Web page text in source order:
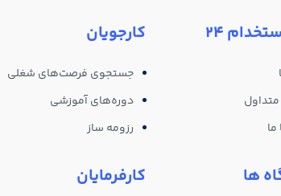
24
ها
کارجویان
جستجوی فرصت‌های شغلی
دوره‌های آموزشی
رزومه ساز
کارفرمایان